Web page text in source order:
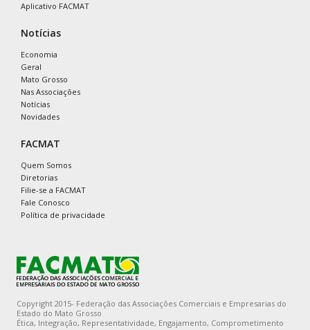
Aplicativo FACMAT
Notícias
Economia
Geral
Mato Grosso
Nas Associações
Notícias
Novidades
FACMAT
Quem Somos
Diretorias
Filie-se a FACMAT
Fale Conosco
Política de privacidade
Copyright 2015- Federação das Associações Comerciais e Empresarias do
Estado do Mato Grosso
Ética, Integração, Representatividade, Engajamento, Comprometimento